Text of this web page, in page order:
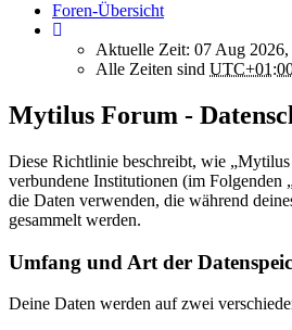
Foren-Übersicht
Aktuelle Zeit: 07 Aug 2026,
Alle Zeiten sind
Mytilus Forum -
Diese Richtlinie beschreibt, wie
verbundene Institutionen (im Folgenden
die Daten verwenden, die während
gesammelt werden.
Umfang und Art der
Deine Daten werden auf zwei